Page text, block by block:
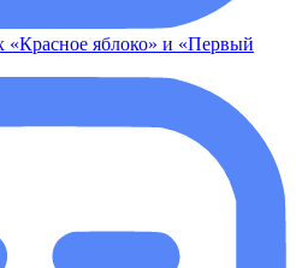
«Красное яблоко» и «Первый